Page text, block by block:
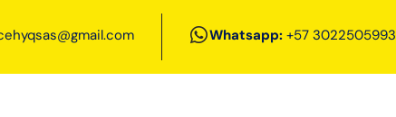
Whatsapp:+57 3022505993